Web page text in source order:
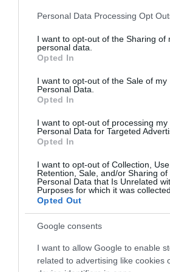
Please note that this website/app uses
not limited to your visit or usage
grant or deny consent to Google and
use your data for below specified
consent section.
Personal Data Processing Opt
I want to opt-out of the Sharing of
personal data.
Opted In
I want to opt-out of the Sale of my
Personal Data.
Opted In
I want to opt-out of processing my
Personal Data for Targeted
Opted In
I want to opt-out of Collection, Use,
Retention, Sale, and/or Sharing of
Personal Data that Is Unrelated
Purposes for which it was collected.
Opted Out
Google consents
I want to allow Google to enable
related to advertising like cookies
Ανταγωνιστική
στη Ρώμη
πρώτη μέρα του Sette Colli στη Ρώμη.
ΤΕΛΕΥΤΑΙΑ ΝΕΑ